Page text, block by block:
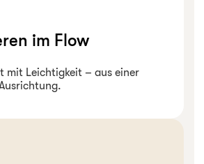
im Flow
mit Leichtigkeit – aus einer